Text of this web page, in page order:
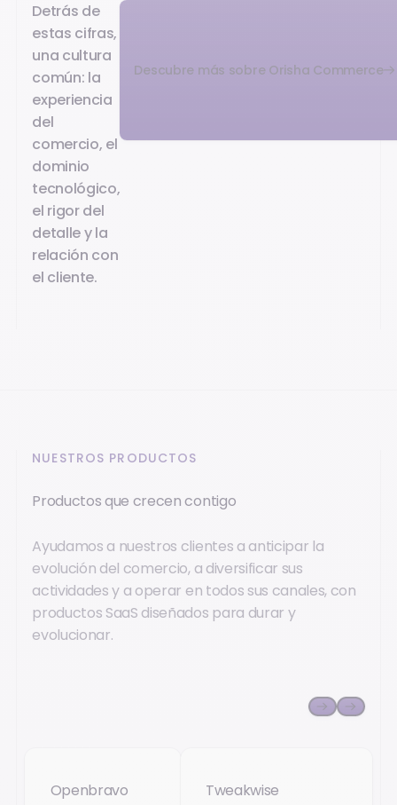
Detrás de
estas cifras,
una cultura
común: la
experiencia
del
comercio, el
dominio
tecnológico,
el rigor del
detalle y la
relación con
el cliente.
Descubre más sobre Orisha Commerce
NUESTROS PRODUCTOS
Productos que crecen contigo
Ayudamos a nuestros clientes a anticipar la
evolución del comercio, a diversificar sus
actividades y a operar en todos sus canales, con
productos SaaS diseñados para durar y
evolucionar.
Openbravo Tweakwise